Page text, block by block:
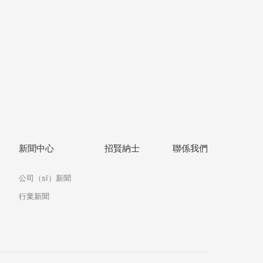
新聞中心
公司（sī）新聞
行業新聞
招賢納士 聯係我們